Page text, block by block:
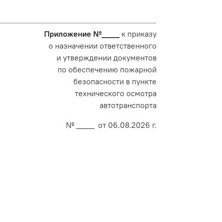
Приложение №____
к приказу
о назначении ответственного
и утверждении документов
по обеспечению пожарной
безопасности в пункте
технического осмотра
автотранспорта
№ ____ от 06.08.2026 г.